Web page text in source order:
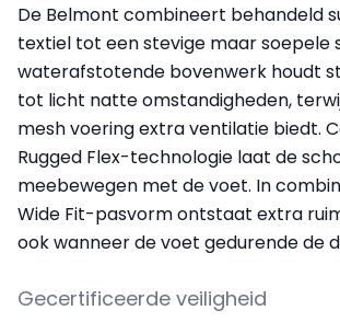
De Belmont combineert behandeld
textiel tot een stevige maar soepele
waterafstotende bovenwerk houdt
tot licht natte omstandigheden,
mesh voering extra ventilatie biedt.
Rugged Flex-technologie laat de
meebewegen met de voet. In
Wide Fit-pasvorm ontstaat extra
ook wanneer de voet gedurende de
Gecertificeerde veiligheid